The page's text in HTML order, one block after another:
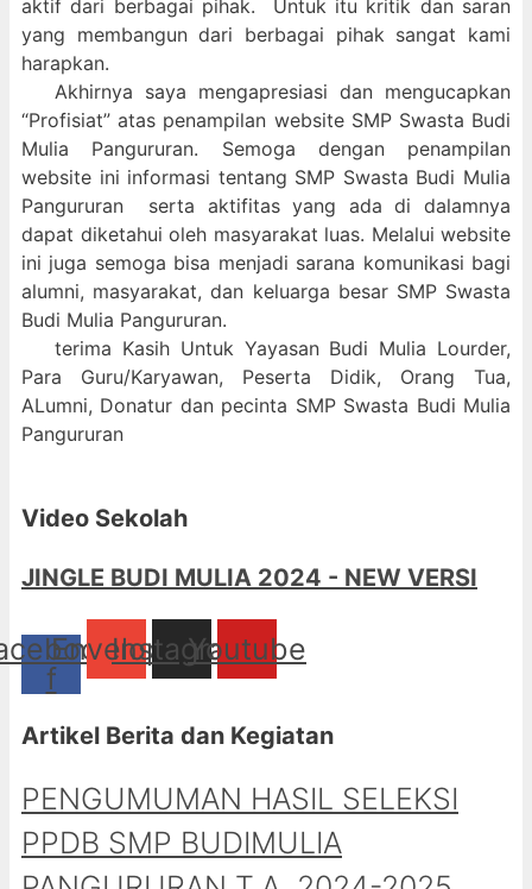
aktif dari berbagai pihak. Untuk itu kritik dan saran
yang membangun dari berbagai pihak sangat kami
harapkan.
Akhirnya saya mengapresiasi dan mengucapkan
“Profisiat” atas penampilan website SMP Swasta Budi
Mulia Pangururan. Semoga dengan penampilan
website ini informasi tentang SMP Swasta Budi Mulia
Pangururan serta aktifitas yang ada di dalamnya
dapat diketahui oleh masyarakat luas. Melalui website
ini juga semoga bisa menjadi sarana komunikasi bagi
alumni, masyarakat, dan keluarga besar SMP Swasta
Budi Mulia Pangururan.
terima Kasih Untuk Yayasan Budi Mulia Lourder,
Para Guru/Karyawan, Peserta Didik, Orang Tua,
ALumni, Donatur dan pecinta SMP Swasta Budi Mulia
Pangururan
Video Sekolah
JINGLE BUDI MULIA 2024 - NEW VERSI
f
Envelope
Instagram
Youtube
Artikel Berita dan Kegiatan
PENGUMUMAN HASIL SELEKSI
PPDB SMP BUDIMULIA